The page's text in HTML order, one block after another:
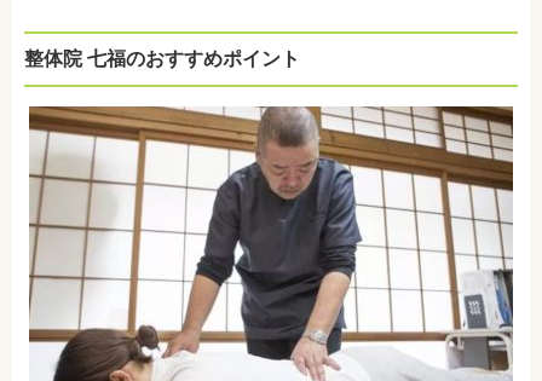
整体院 七福のおすすめポイント